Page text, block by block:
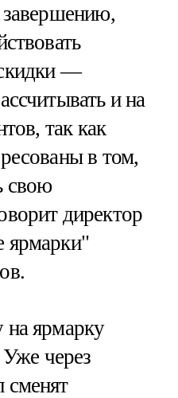
—
и на
так как
в том,
свою
директор
ярмарки"
ярмарку
Уже через